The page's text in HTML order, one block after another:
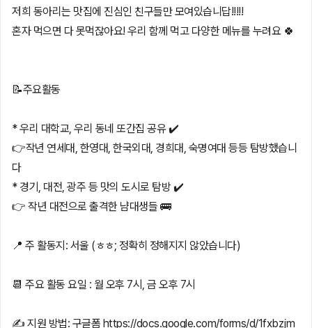
저희 동아리는 맛집에 진심인 친구들만 모여있습니답!!!!!
혼자 먹으면 다 못먹잖아요! 우리 함께 먹고 다양한 메뉴를 누려요 🍀
📝주요활동
* 우리 대학교, 우리 동네 또간집 공유 ✔️
👉작년 연세대, 한영대, 한국외대, 경희대, 숙명여대 등등 탐방했습니
다
* 경기, 대전, 광주 등 맛의 도시로 탐방 ✔️
👉 작년 대전으로 출격한 냠대생들 🚌
📍 주 활동지: 서울 (ㅎㅎ; 정확히 정해지지 않았습니다)
📆 주요 활동 요일 : 월 오후 7시, 금 오후 7시
✍️ 지원 방법: 구글폼 https://docs.google.com/forms/d/1fxbzjm